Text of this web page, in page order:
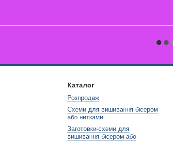
Каталог
Розпродаж
Схеми для вишивання бісером
або нитками
Заготовки-схеми для
вишивання бісером або